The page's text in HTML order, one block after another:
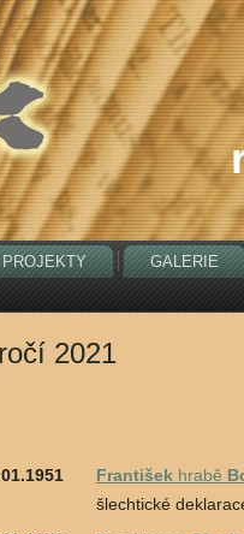
PROJEKTY
GALERIE
2021
František hrabě
šlechtické